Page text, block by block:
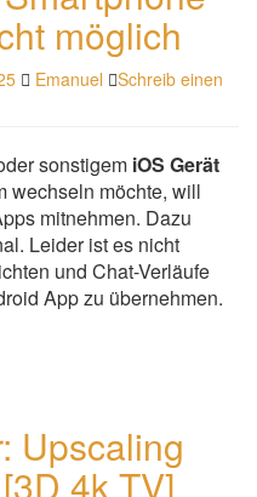
möglich
Emanuel
Schreib einen
sonstigem iOS Gerät
wechseln möchte, will
mitnehmen. Dazu
Leider ist es nicht
und Chat-Verläufe
App zu übernehmen.
Upscaling
4k TV]